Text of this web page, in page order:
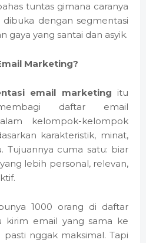
tuntas gimana caranya
dengan segmentasi
gaya yang santai dan asyik.
Marketing?
email marketing itu
daftar email
kelompok-kelompok
karakteristik, minat,
Tujuannya cuma satu: biar
lebih personal, relevan,
1000 orang di daftar
kirim email yang sama ke
pasti nggak maksimal. Tapi